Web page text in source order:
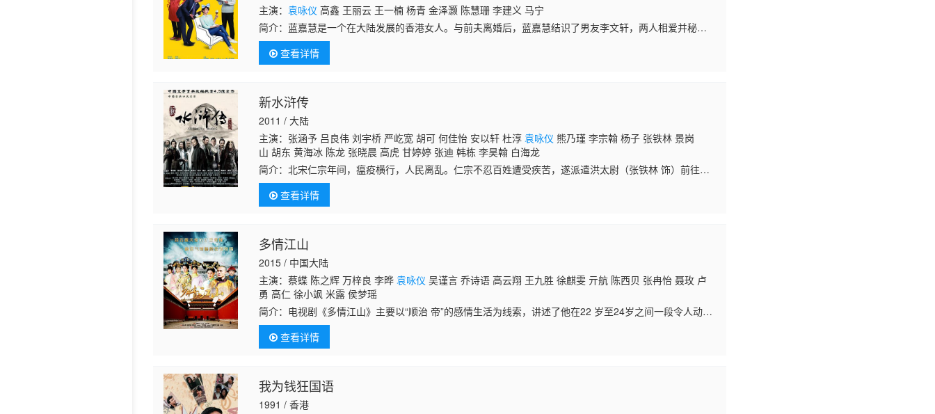
主演：袁咏仪 高鑫 王丽云 王一楠 杨青 金泽灏 陈慧珊 李建义 马宁
简介：蓝嘉慧是一个在大陆发展的香港女人。与前夫离婚后，蓝嘉慧结识了男友李文轩，两人相爱并秘密
交往了两年后决定结婚。然而李文轩的母亲刘美云却对蓝嘉慧这个儿媳妇颇为不满，独立倔强的蓝嘉慧与
思想传统、脾气火爆
查看详情
新水浒传
2011 / 大陆
主演：张涵予 吕良伟 刘宇桥 严屹宽 胡可 何佳怡 安以轩 杜淳袁咏仪 熊乃瑾 李宗翰 杨子 张铁林 景岗
山 胡东 黄海冰 陈龙 张晓晨 高虎 甘婷婷 张迪 韩栋 李昊翰 白海龙
简介：北宋仁宗年间，瘟疫横行，人民离乱。仁宗不忍百姓遭受疾苦，遂派遣洪太尉（张铁林 饰）前往江
西龙虎山迎请张天师祈禳瘟疫。谁知洪太尉狂傲自大，与张天师对面错失，更强开伏魔宝殿，放走了镇压
于此三十六天罡七
查看详情
多情江山
2015 / 中国大陆
主演：蔡蝶 陈之辉 万梓良 李晔袁咏仪 吴谨言 乔诗语 高云翔 王九胜 徐麒雯 亓航 陈西贝 张冉怡 聂玫 卢
勇 高仁 徐小飒 米露 侯梦瑶
简介： 电视剧《多情江山》主要以“顺治 帝”的感情生活为线索，讲述了他在22 岁至24岁之间一段令人动容
的情感经 历。
查看详情
我为钱狂国语
1991 / 香港